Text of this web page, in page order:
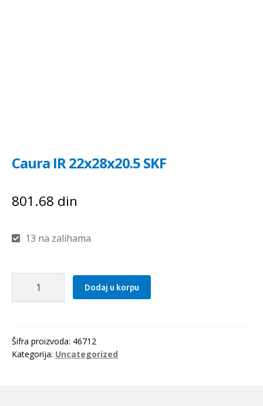
Caura IR 22x28x20.5 SKF
801.68 din
13 na zalihama
količina
Dodaj u korpu
Šifra proizvoda: 46712
Kategorija: Uncategorized